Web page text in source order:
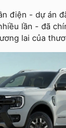
điện - dự án
lần - đã
lai của